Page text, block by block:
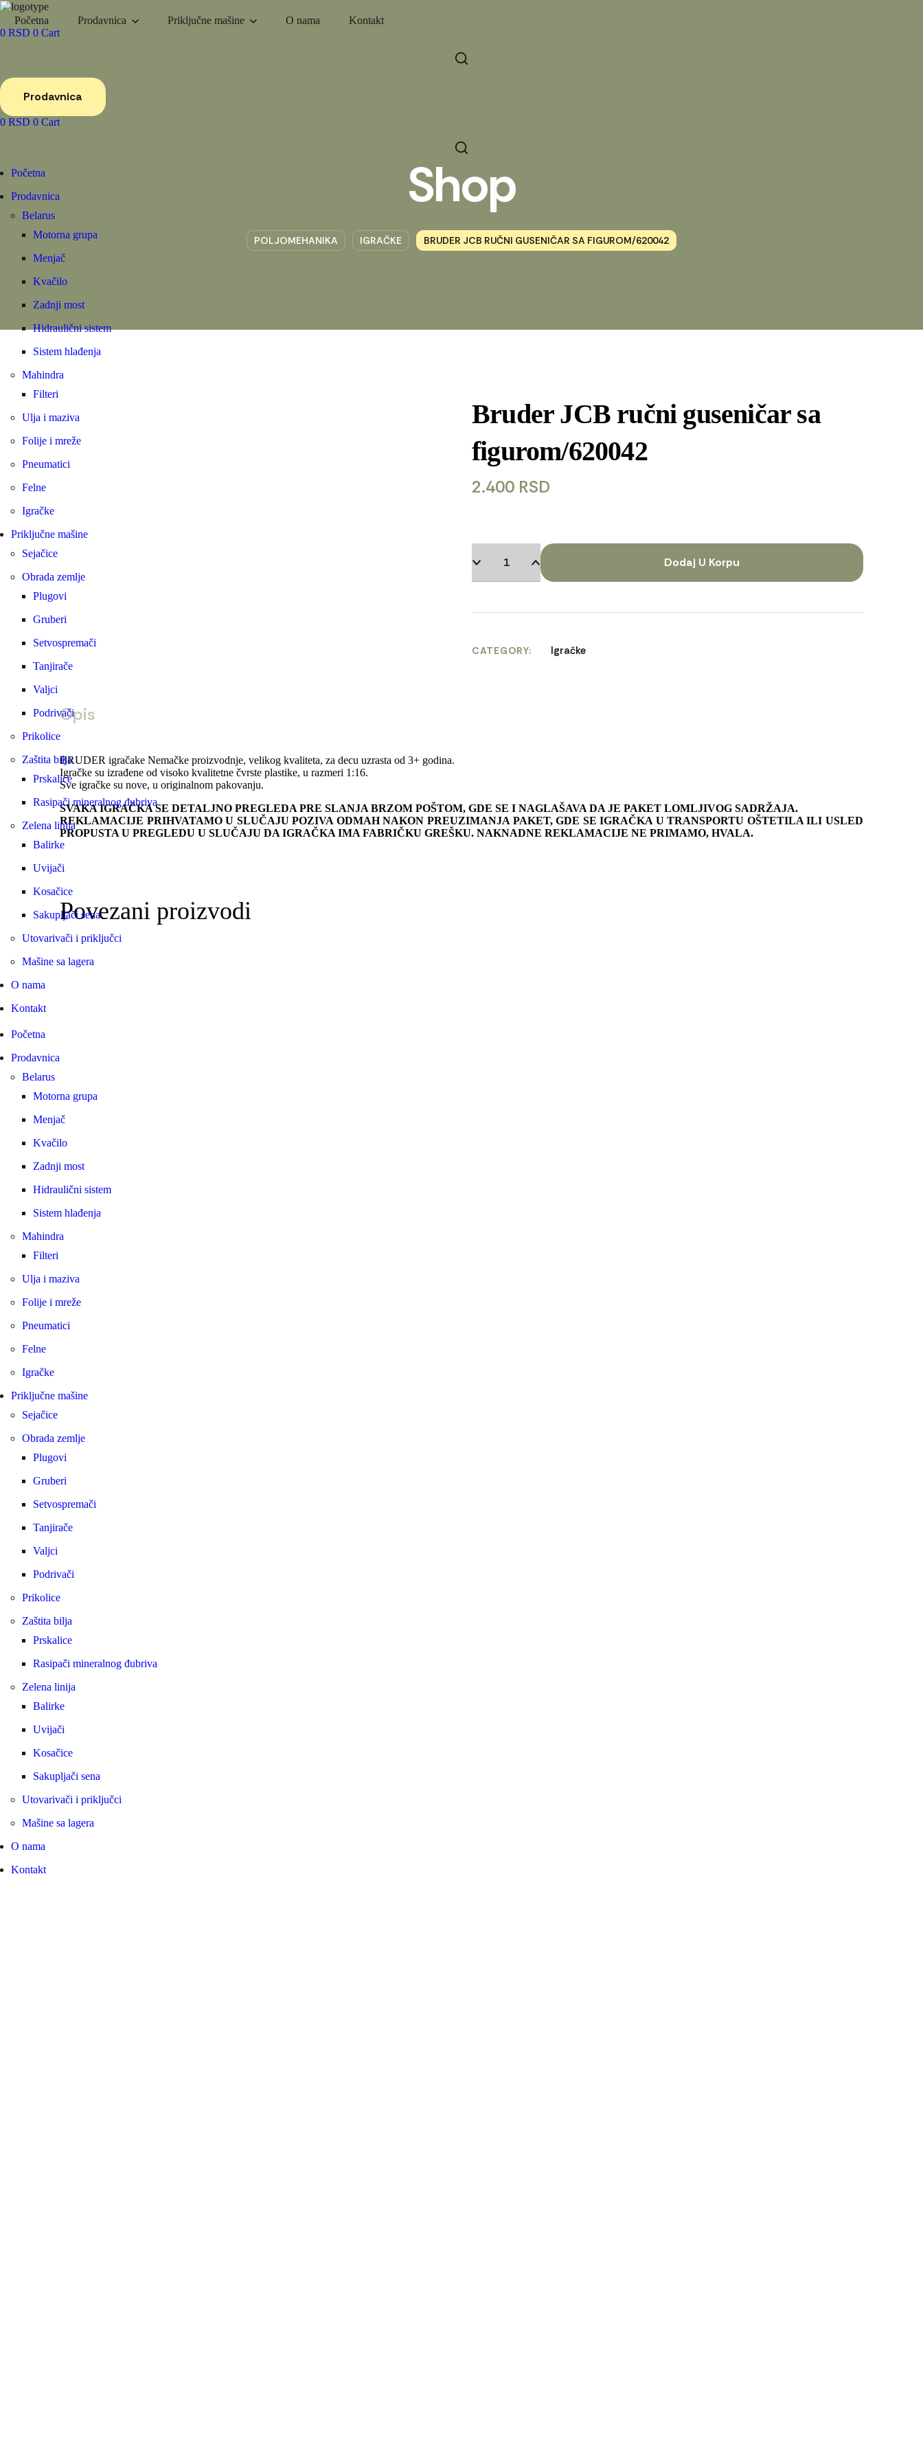
Početna Prodavnica Priključne mašine O nama
Kontakt
0 RSD 0 Cart
Prodavnica
0 RSD 0 Cart
Početna
Prodavnica
Belarus
Motorna grupa
Menjač
Kvačilo
Zadnji most
Hidraulični sistem
Sistem hlađenja
Mahindra
Filteri
Ulja i maziva
Folije i mreže
Pneumatici
Felne
Igračke
Priključne mašine
Sejačice
Obrada zemlje
Plugovi
Gruberi
Setvospremači
Tanjirače
Valjci
Podrivači
Prikolice
Zaštita bilja
Prskalice
Rasipači mineralnog đubriva
Zelena linija
Balirke
Uvijači
Kosačice
Sakupljači sena
Utovarivači i priključci
Mašine sa lagera
O nama
Kontakt
Početna
Prodavnica
Belarus
Motorna grupa
Menjač
Kvačilo
Zadnji most
Hidraulični sistem
Sistem hlađenja
Mahindra
Filteri
Ulja i maziva
Folije i mreže
Pneumatici
Felne
Igračke
Priključne mašine
Sejačice
Obrada zemlje
Plugovi
Gruberi
Setvospremači
Tanjirače
Valjci
Podrivači
Prikolice
Zaštita bilja
Prskalice
Rasipači mineralnog đubriva
Zelena linija
Balirke
Uvijači
Kosačice
Sakupljači sena
Utovarivači i priključci
Mašine sa lagera
O nama
Kontakt
Shop
POLJOMEHANIKA IGRAČKE BRUDER JCB RUČNI GUSENIČAR SA FIGUROM/620042
Bruder JCB ručni guseničar sa
figurom/620042
2.400 RSD
Dodaj U Korpu
CATEGORY Igračke
Opis
BRUDER igračake Nemačke proizvodnje, velikog kvaliteta, za decu uzrasta od 3+ godina.
Igračke su izrađene od visoko kvalitetne čvrste plastike, u razmeri 1:16.
Sve igračke su nove, u originalnom pakovanju.
SVAKA IGRAČKA SE DETALJNO PREGLEDA PRE SLANJA BRZOM POŠTOM, GDE SE I NAGLAŠAVA DA JE PAKET LOMLJIVOG SADRŽAJA.
REKLAMACIJE PRIHVATAMO U SLUČAJU POZIVA ODMAH NAKON PREUZIMANJA PAKET, GDE SE IGRAČKA U TRANSPORTU OŠTETILA ILI USLED
PROPUSTA U PREGLEDU U SLUČAJU DA IGRAČKA IMA FABRIČKU GREŠKU. NAKNADNE REKLAMACIJE NE PRIMAMO, HVALA.
Povezani proizvodi